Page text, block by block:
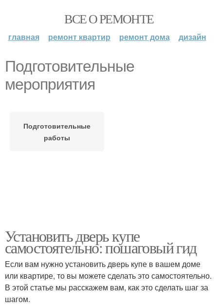
ВСЕ О РЕМОНТЕ
главная ремонт квартир ремонт дома дизайн
Подготовительные
мероприятия
Подготовительные
работы
Установить дверь купе
самостоятельно: пошаговый гид
Если вам нужно установить дверь купе в вашем доме
или квартире, то вы можете сделать это самостоятельно.
В этой статье мы расскажем вам, как это сделать шаг за
шагом.